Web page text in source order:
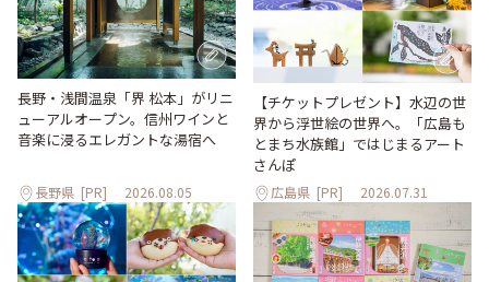
長野・浅間温泉「界 松本」がリニ
ューアルオープン。信州ワインと
音楽に浸るエレガントな湯宿へ
長野県 [PR] 2026.08.05
【チケットプレゼント】水辺の世
界から浮世絵の世界へ。「広島も
とまち水族館」ではじまるアート
さんぽ
広島県 [PR] 2026.07.31